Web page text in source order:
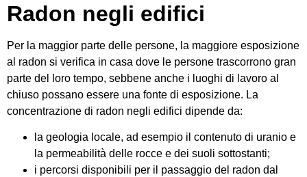
Radon negli edifici
Per la maggior parte delle persone, la maggiore esposizione
al radon si verifica in casa dove le persone trascorrono gran
parte del loro tempo, sebbene anche i luoghi di lavoro al
chiuso possano essere una fonte di esposizione. La
concentrazione di radon negli edifici dipende da:
la geologia locale, ad esempio il contenuto di uranio e
la permeabilità delle rocce e dei suoli sottostanti;
i percorsi disponibili per il passaggio del radon dal